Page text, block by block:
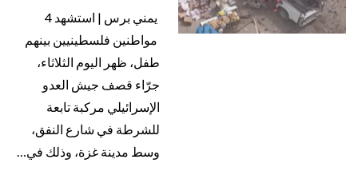
يمني برس | استشهد 4
مواطنين فلسطينيين بينهم
طفل، ظهر اليوم الثلاثاء،
جرّاء قصف جيش العدو
الإسرائيلي مركبة تابعة
للشرطة في شارع النفق،
وسط مدينة غزة، وذلك في…